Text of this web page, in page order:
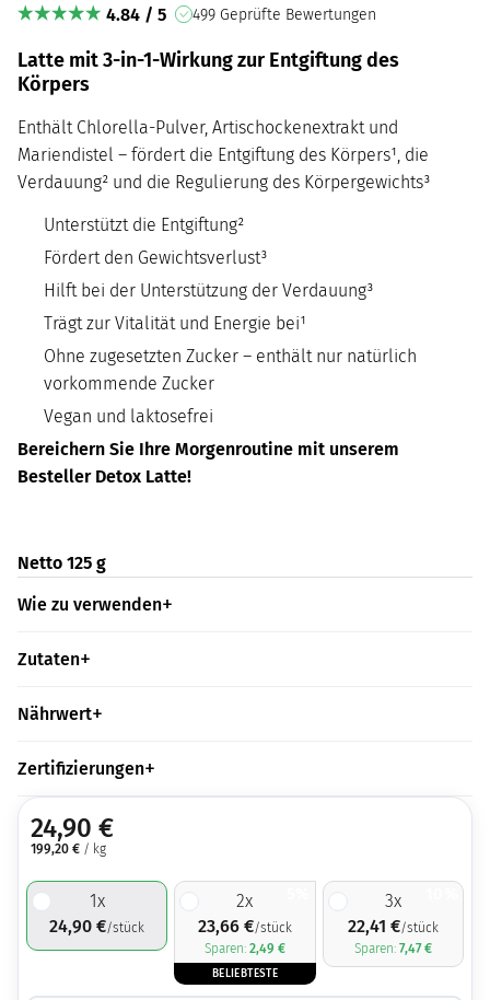
4.84 / 5 499 Geprüfte Bewertungen
Latte mit 3-in-1-Wirkung zur Entgiftung des
Körpers
Enthält Chlorella-Pulver, Artischockenextrakt und
Mariendistel – fördert die Entgiftung des Körpers¹, die
Verdauung² und die Regulierung des Körpergewichts³
Unterstützt die Entgiftung²
Fördert den Gewichtsverlust³
Hilft bei der Unterstützung der Verdauung³
Trägt zur Vitalität und Energie bei¹
Ohne zugesetzten Zucker – enthält nur natürlich
vorkommende Zucker
Vegan und laktosefrei
Bereichern Sie Ihre Morgenroutine mit unserem
Besteller Detox Latte!
Netto 125 g
Wie zu verwenden
Zutaten
Nährwert
Zertifizierungen
24,90 €
199,20 € / kg
1x
24,90€/stück
2x
23,66 €/stück
Sparen: 2,49 €
BELIEBTESTE
3x
22,41 €/stück
Sparen: 7,47€